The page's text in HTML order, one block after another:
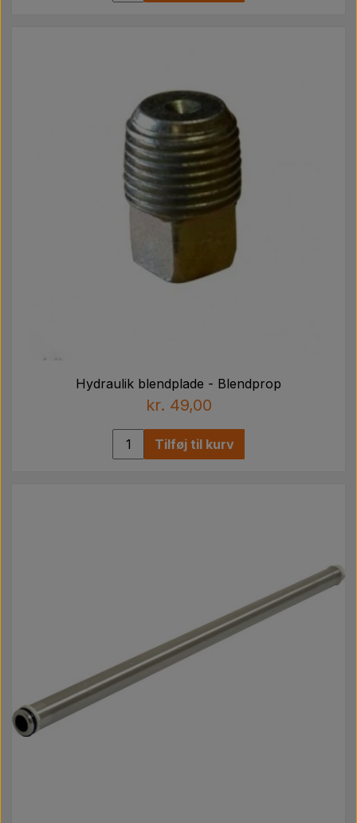
Hydraulik blendplade - Blendprop
kr. 49,00
Tilføj til kurv